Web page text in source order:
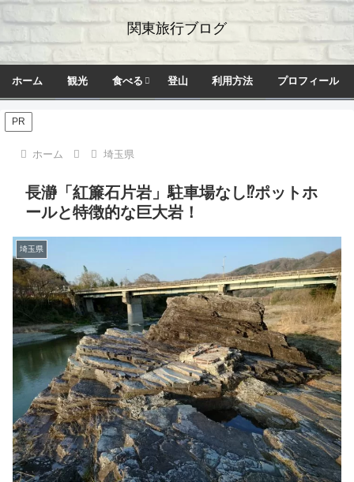
関東旅行ブログ
ホーム 観光 食べる 登山 利用方法 プロフィール
PR
ホーム 埼玉県
長瀞「紅簾石片岩」駐車場なし⁉ポットホ
ールと特徴的な巨大岩！
埼玉県